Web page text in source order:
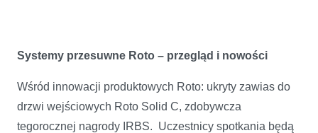
Systemy przesuwne Roto – przegląd i nowości
Wśród innowacji produktowych Roto: ukryty zawias do
drzwi wejściowych Roto Solid C, zdobywcza
tegorocznej nagrody IRBS. Uczestnicy spotkania będą